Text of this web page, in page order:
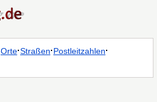
Orte·Straßen·Postleitzahlen·